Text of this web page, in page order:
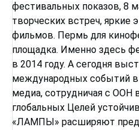
фестивальных показов, 8
творческих встреч, яркие
фильмов. Пермь для
площадка. Именно здесь
в 2014 году. А сегодня
международных событий
медиа, сотрудничая с ООН
глобальных Целей
«ЛАМПЫ» расширяют